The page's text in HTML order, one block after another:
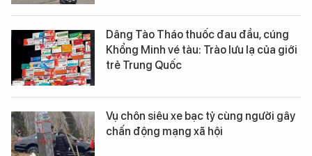
Dâng Tào Tháo thuốc đau đầu, cúng
Khổng Minh vé tàu: Trào lưu lạ của giới
trẻ Trung Quốc
Vụ chôn siêu xe bạc tỷ cùng người gây
chấn động mạng xã hội